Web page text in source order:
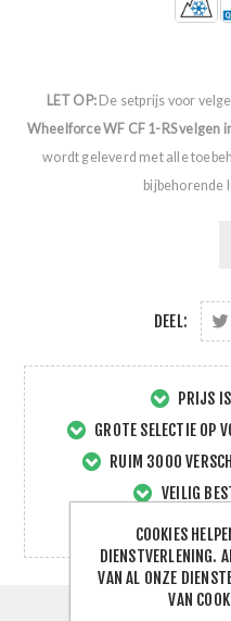
LET OP:De setprijs voor
Wheelforce WF CF 1-RS velgen
wordt geleverd met alle
bijbehorende
DEEL:
PRIJS
GROTE SELECTIE OP
RUIM 3000
VEILIG
SNELLE
COOKIES
DIENSTVERLENING.
VAN AL ONZE
VAN